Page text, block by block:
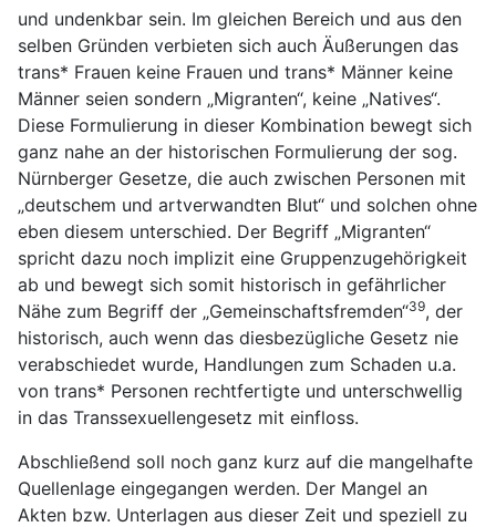
und undenkbar sein. Im gleichen Bereich und aus den
selben Gründen verbieten sich auch Äußerungen das
trans* Frauen keine Frauen und trans* Männer keine
Männer seien sondern „Migranten“, keine „Natives“.
Diese Formulierung in dieser Kombination bewegt sich
ganz nahe an der historischen Formulierung der sog.
Nürnberger Gesetze, die auch zwischen Personen mit
„deutschem und artverwandten Blut“ und solchen ohne
eben diesem unterschied. Der Begriff „Migranten“
spricht dazu noch implizit eine Gruppenzugehörigkeit
ab und bewegt sich somit historisch in gefährlicher
Nähe zum Begriff der „Gemeinschaftsfremden“39, der
historisch, auch wenn das diesbezügliche Gesetz nie
verabschiedet wurde, Handlungen zum Schaden u.a.
von trans* Personen rechtfertigte und unterschwellig
in das Transsexuellengesetz mit einfloss.
Abschließend soll noch ganz kurz auf die mangelhafte
Quellenlage eingegangen werden. Der Mangel an
Akten bzw. Unterlagen aus dieser Zeit und speziell zu